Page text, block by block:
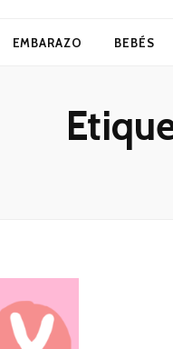
EMBARAZO BEBÉS